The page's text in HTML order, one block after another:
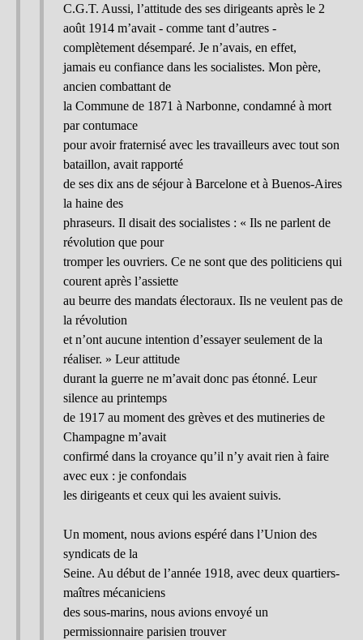
C.G.T. Aussi, l’attitude des ses dirigeants après le 2
août 1914 m’avait - comme tant d’autres -
complètement désemparé. Je n’avais, en effet,
jamais eu confiance dans les socialistes. Mon père,
ancien combattant de
la Commune de 1871 à Narbonne, condamné à mort
par contumace
pour avoir fraternisé avec les travailleurs avec tout son
bataillon, avait rapporté
de ses dix ans de séjour à Barcelone et à Buenos-Aires
la haine des
phraseurs. Il disait des socialistes : « Ils ne parlent de
révolution que pour
tromper les ouvriers. Ce ne sont que des politiciens qui
courent après l’assiette
au beurre des mandats électoraux. Ils ne veulent pas de
la révolution
et n’ont aucune intention d’essayer seulement de la
réaliser. » Leur attitude
durant la guerre ne m’avait donc pas étonné. Leur
silence au printemps
de 1917 au moment des grèves et des mutineries de
Champagne m’avait
confirmé dans la croyance qu’il n’y avait rien à faire
avec eux : je confondais
les dirigeants et ceux qui les avaient suivis.
Un moment, nous avions espéré dans l’Union des
syndicats de la
Seine. Au début de l’année 1918, avec deux quartiers-
maîtres mécaniciens
des sous-marins, nous avions envoyé un
permissionnaire parisien trouver